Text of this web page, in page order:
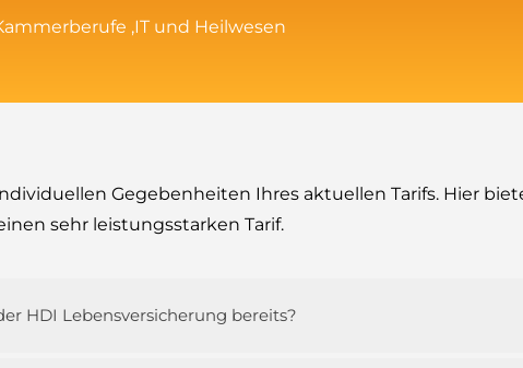
,IT und Heilwesen
Gegebenheiten Ihres aktuellen Tarifs. Hier
sehr leistungsstarken Tarif.
HDI Lebensversicherung bereits?